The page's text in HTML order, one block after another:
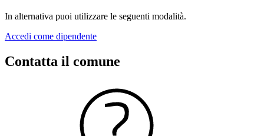
In alternativa puoi utilizzare le seguenti modalità.
Accedi come dipendente
Contatta il comune